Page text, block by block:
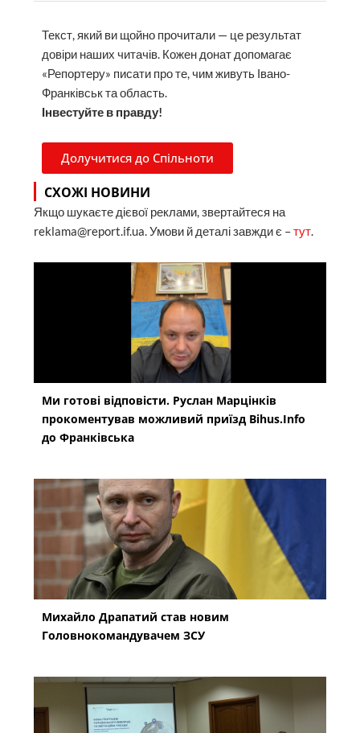
Текст, який ви щойно прочитали — це результат
довіри наших читачів. Кожен донат допомагає
«Репортеру» писати про те, чим живуть Івано-
Франківськ та область.
Інвестуйте в правду!
Долучитися до Спільноти
СХОЖІ НОВИНИ
Якщо шукаєте дієвої реклами, звертайтеся на
reklama@report.if.ua. Умови й деталі завжди є –тут.
Ми готові відповісти. Руслан Марцінків
прокоментував можливий приїзд Bihus.Info
до Франківська
Михайло Драпатий став новим
Головнокомандувачем ЗСУ